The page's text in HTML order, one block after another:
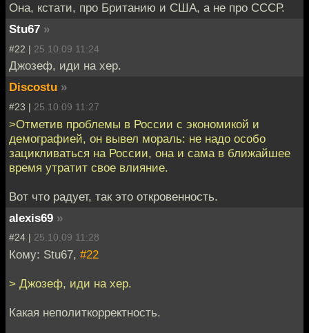
Она, кстати, про Британию и США, а не про СССР.
Stu67 »
#22 | 25.10.09 11:24
Джозеф, иди на хер.
Discostu »
#23 | 25.10.09 11:27
>Отметив проблемы в России с экономикой и
демографией, он вывел мораль: не надо особо
зацикливаться на России, она и сама в ближайшее
время утратит свое влияние.
Вот что радует, так это откровенность.
alexis69 »
#24 | 25.10.09 11:28
Кому: Stu67, #22
> Джозеф, иди на хер.
Какая неполиткорректность.